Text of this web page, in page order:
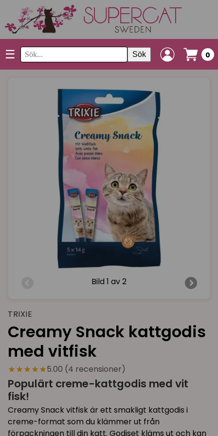
☰ Sök 0
Bild 1 av 2
TRIXIE
Creamy Snack kattgodis
med vitfisk
★★★★★5.00 (4 recensioner)
Populärt creme-kattgodis med vit
fisk!
Creamy Snack vitfisk är ett smakligt kattgodis i
creme-format som du klämmer ut från
förpackningen till din katt. Godiset kläms ut och kan